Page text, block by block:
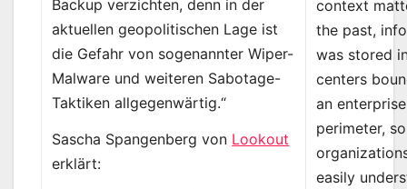
Backup verzichten, denn in der
aktuellen geopolitischen Lage ist
die Gefahr von sogenannter Wiper-
Malware und weiteren Sabotage-
Taktiken allgegenwärtig.“
Sascha Spangenberg von Lookout
erklärt:
context
the past,
was stored
centers
an enterprise
perimeter, so
easily